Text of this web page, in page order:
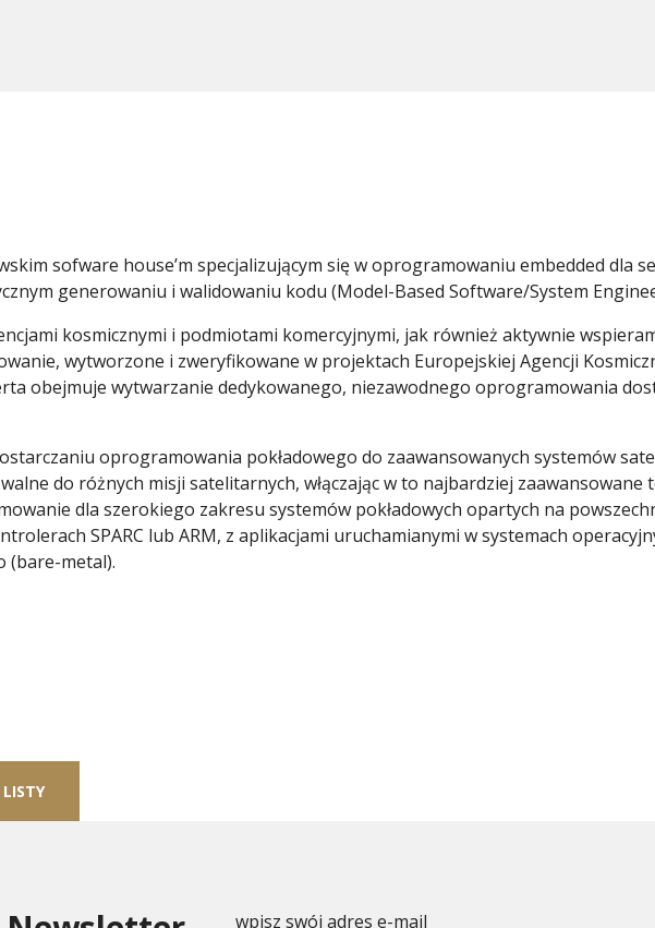
sofware house’m specjalizującym się w oprogramowaniu embedded dla
generowaniu i walidowaniu kodu (Model-Based Software/System
kosmicznymi i podmiotami komercyjnymi, jak również aktywnie
wytworzone i zweryfikowane w projektach Europejskiej Agencji
obejmuje wytwarzanie dedykowanego, niezawodnego oprogramowania
oprogramowania pokładowego do zaawansowanych systemów
do różnych misji satelitarnych, włączając w to najbardziej
dla szerokiego zakresu systemów pokładowych opartych na
SPARC lub ARM, z aplikacjami uruchamianymi w systemach
(bare-metal).
wpisz swój adres e-mail